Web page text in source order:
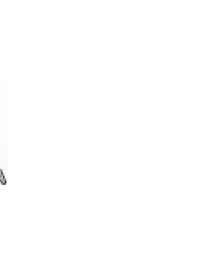
de Crachá Minas Gerais
Térmica Rio de Janeiro